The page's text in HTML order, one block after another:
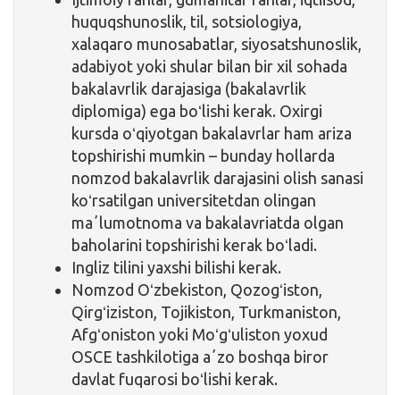
huquqshunoslik, til, sotsiologiya,
xalaqaro munosabatlar, siyosatshunoslik,
adabiyot yoki shular bilan bir xil sohada
bakalavrlik darajasiga (bakalavrlik
diplomiga) ega boʻlishi kerak. Oxirgi
kursda oʻqiyotgan bakalavrlar ham ariza
topshirishi mumkin – bunday hollarda
nomzod bakalavrlik darajasini olish sanasi
koʻrsatilgan universitetdan olingan
maʼlumotnoma va bakalavriatda olgan
baholarini topshirishi kerak boʻladi.
Ingliz tilini yaxshi bilishi kerak.
Nomzod Oʻzbekiston, Qozogʻiston,
Qirgʻiziston, Tojikiston, Turkmaniston,
Afgʻoniston yoki Moʻgʻuliston yoxud
OSCE tashkilotiga aʼzo boshqa biror
davlat fuqarosi boʻlishi kerak.